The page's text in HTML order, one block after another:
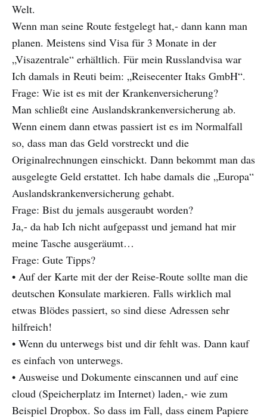
Welt.
Wenn man seine Route festgelegt hat,- dann kann man
planen. Meistens sind Visa für 3 Monate in der
„Visazentrale“ erhältlich. Für mein Russlandvisa war
Ich damals in Reuti beim: „Reisecenter Itaks GmbH“.
Frage: Wie ist es mit der Krankenversicherung?
Man schließt eine Auslandskrankenversicherung ab.
Wenn einem dann etwas passiert ist es im Normalfall
so, dass man das Geld vorstreckt und die
Originalrechnungen einschickt. Dann bekommt man das
ausgelegte Geld erstattet. Ich habe damals die „Europa“
Auslandskrankenversicherung gehabt.
Frage: Bist du jemals ausgeraubt worden?
Ja,- da hab Ich nicht aufgepasst und jemand hat mir
meine Tasche ausgeräumt…
Frage: Gute Tipps?
• Auf der Karte mit der der Reise-Route sollte man die
deutschen Konsulate markieren. Falls wirklich mal
etwas Blödes passiert, so sind diese Adressen sehr
hilfreich!
• Wenn du unterwegs bist und dir fehlt was. Dann kauf
es einfach von unterwegs.
• Ausweise und Dokumente einscannen und auf eine
cloud (Speicherplatz im Internet) laden,- wie zum
Beispiel Dropbox. So dass im Fall, dass einem Papiere